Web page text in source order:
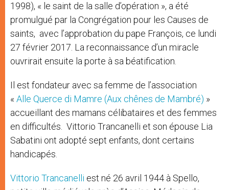
1998), « le saint de la salle d’opération », a été
promulgué par la Congrégation pour les Causes de
saints, avec l’approbation du pape François, ce lundi
27 février 2017. La reconnaissance d’un miracle
ouvrirait ensuite la porte à sa béatification.
Il est fondateur avec sa femme de l’association
« Alle Querce di Mamre (Aux chênes de Mambré) »
accueillant des mamans célibataires et des femmes
en difficultés. Vittorio Trancanelli et son épouse Lia
Sabatini ont adopté sept enfants, dont certains
handicapés.
Vittorio Trancanelli est né 26 avril 1944 à Spello,